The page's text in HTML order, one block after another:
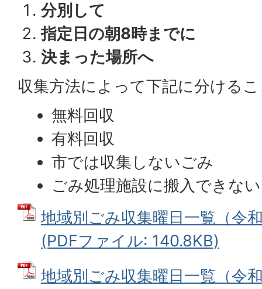
分別して
指定日の朝8時までに
決まった場所へ
収集方法によって下記に分ける
無料回収
有料回収
市では収集しないごみ
ごみ処理施設に搬入できな
地域別ごみ収集曜日一覧（令
(PDFファイル: 140.8KB)
地域別ごみ収集曜日一覧（令